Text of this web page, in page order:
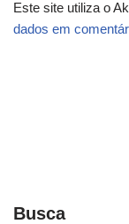
Este site utiliza o
dados em
Busca